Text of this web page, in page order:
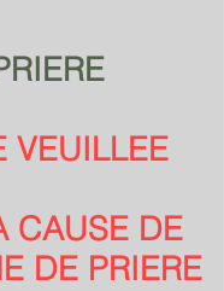
VEUILLEE
CAUSE DE
DE PRIERE